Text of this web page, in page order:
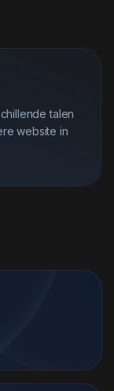
talen
website in